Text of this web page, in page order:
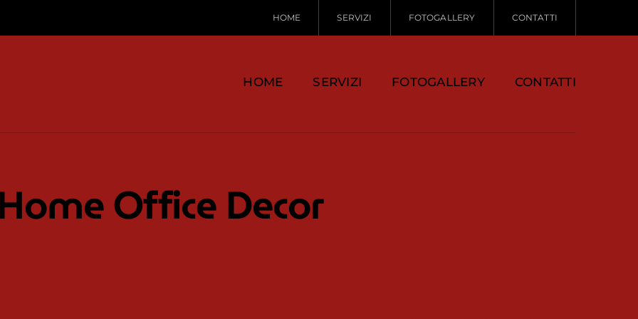
HOME SERVIZI FOTOGALLERY CONTATTI
HOME SERVIZI FOTOGALLERY CONTATTI
Office Decor